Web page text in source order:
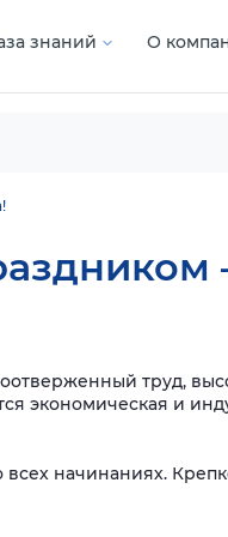
знаний О
труд,
экономическая и
начинаниях.